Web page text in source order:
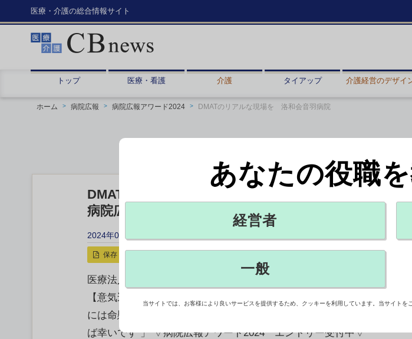
医療・介護の総合情報サイト
トップ 医療・看護 介護 タイアップ 介護経営のデザイ
ホーム 病院広報 病院広報アワード2024 DMATのリアルな現場を 洛和会音羽病院
DMATのリアルな現場を 洛和会音羽病院
病院広報アワード2024 エントリー紹介【広報誌部門】
2024年05月02日 06:15
保存
医療法人社団洛和会 洛 和 会 音羽 病院 洛 和 会 企画広報部門 次
【意気込み】 「 “やさしい社 会 ”の実現に向けて、患者さん・利用者さ
には命懸けで奮闘している 洛 和 会 職員たちの熱い思いが、この 会 報
ば幸いです 」 ▽病院広報アワード2024 エントリー受付中▽
あなたの役職
経営者
一般
当サイトでは、お客様により良いサービスを提供するため、クッキーを利用しています。当サイト